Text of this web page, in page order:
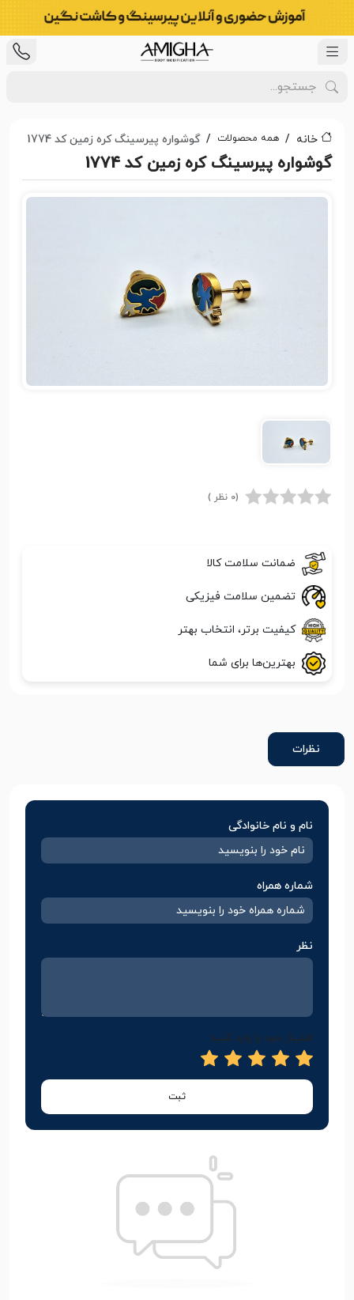
خانه همه محصولات گوشواره پیرسینگ کره زمین کد 1774
گوشواره پیرسینگ کره زمین کد 1774
(0 نظر )
ضمانت سلامت کالا
تضمین سلامت فیزیکی
کیفیت برتر، انتخاب بهتر
بهترین‌ها برای شما
نظرات
نام و نام خانوادگی
شماره همراه
نظر
امتیاز خود را وارد کنید
ثبت